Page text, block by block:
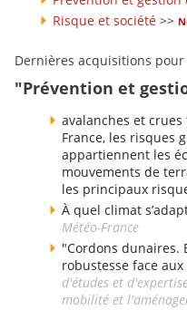
Risque et société >>
Dernières acquisitions pour
"Prévention et
avalanches et
France, les risques
appartiennent les
mouvements de
les principaux
À quel climat
Météo-France
"Cordons dunaires.
robustesse face
d'études et
mobilité et